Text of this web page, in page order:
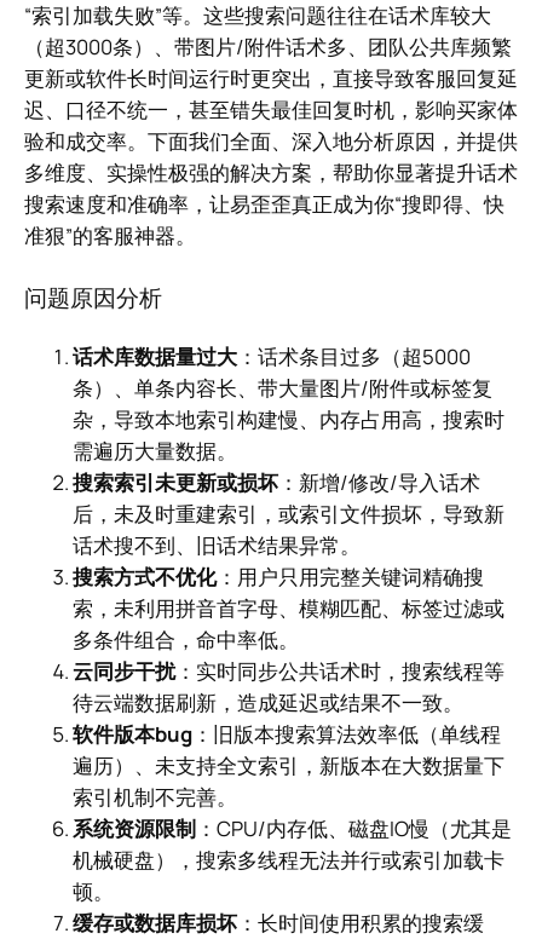
“索引加载失败”等。这些搜索问题往往在话术库较大
（超3000条）、带图片/附件话术多、团队公共库频繁
更新或软件长时间运行时更突出，直接导致客服回复延
迟、口径不统一，甚至错失最佳回复时机，影响买家体
验和成交率。下面我们全面、深入地分析原因，并提供
多维度、实操性极强的解决方案，帮助你显著提升话术
搜索速度和准确率，让易歪歪真正成为你“搜即得、快
准狠”的客服神器。
问题原因分析
话术库数据量过大 ：话术条目过多（超5000
条）、单条内容长、带大量图片/附件或标签复
杂，导致本地索引构建慢、内存占用高，搜索时
需遍历大量数据。
搜索索引未更新或损坏 ：新增/修改/导入话术
后，未及时重建索引，或索引文件损坏，导致新
话术搜不到、旧话术结果异常。
搜索方式不优化：用户只用完整关键词精确搜
索，未利用拼音首字母、模糊匹配、标签过滤或
多条件组合，命中率低。
云同步干扰：实时同步公共话术时，搜索线程等
待云端数据刷新，造成延迟或结果不一致。
软件版本bug ：旧版本搜索算法效率低（单线程
遍历）、未支持全文索引，新版本在大数据量下
索引机制不完善。
系统资源限制 ：CPU/内存低、磁盘IO慢（尤其是
机械硬盘），搜索多线程无法并行或索引加载卡
顿。
缓存或数据库损坏 ：长时间使用积累的搜索缓